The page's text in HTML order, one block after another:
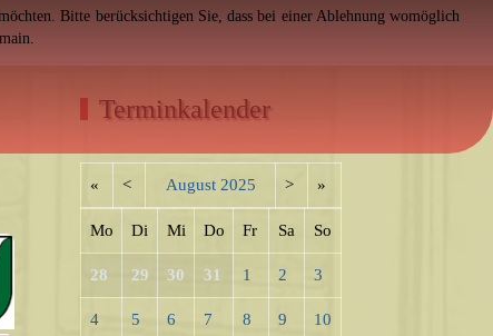
Terminkalender
« < August 2025 > »
Mo Di Mi Do Fr Sa So
28 29 30 31 1 2 3
4 5 6 7 8 9 10
Bitte berücksichtigen Sie, dass bei einer Ablehnung womöglich